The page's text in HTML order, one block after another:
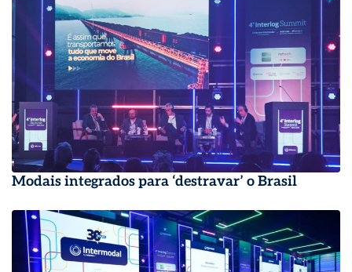
Modais integrados para ‘destravar’ o Brasil